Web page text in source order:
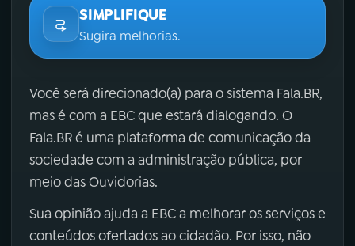
SIMPLIFIQUE
Sugira melhorias.
Você será direcionado(a) para o sistema Fala.BR,
mas é com a EBC que estará dialogando. O
Fala.BR é uma plataforma de comunicação da
sociedade com a administração pública, por
meio das Ouvidorias.
Sua opinião ajuda a EBC a melhorar os serviços e
conteúdos ofertados ao cidadão. Por isso, não